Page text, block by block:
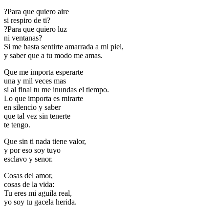
?Para que quiero aire
si respiro de ti?
?Para que quiero luz
ni ventanas?
Si me basta sentirte amarrada a mi piel,
y saber que a tu modo me amas.
Que me importa esperarte
una y mil veces mas
si al final tu me inundas el tiempo.
Lo que importa es mirarte
en silencio y saber
que tal vez sin tenerte
te tengo.
Que sin ti nada tiene valor,
y por eso soy tuyo
esclavo y senor.
Cosas del amor,
cosas de la vida:
Tu eres mi aguila real,
yo soy tu gacela herida.